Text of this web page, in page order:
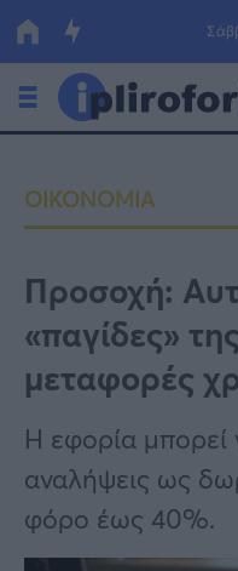
Οικονομία
Πολιτική
Τράπεζες
Επιδοτήσεις
ΕΣΠΑ
Κόσμος
Lifestyle
Αθλητικά
Υγεία
ΟΙΚΟΝΟΜΙΑ
Προσοχή:
«παγίδες»
μεταφορές
Η εφορία μπορεί
αναλήψεις ως
φόρο έως 40%.